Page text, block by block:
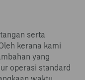
serta
kerana kami
yang
operasi standard